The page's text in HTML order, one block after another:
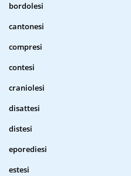
bordolesi
cantonesi
compresi
contesi
craniolesi
disattesi
distesi
eporediesi
estesi